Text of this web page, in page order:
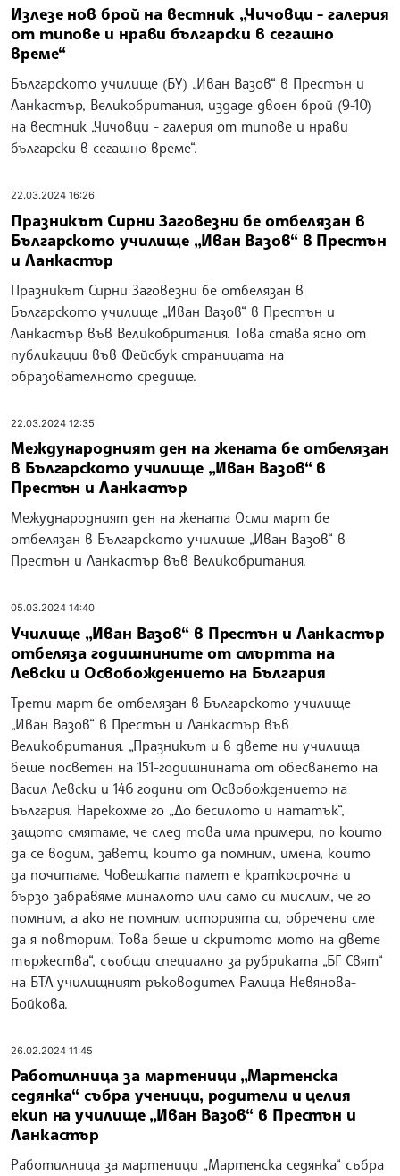
Излезе нов брой на вестник „Чичовци - галерия
от типове и нрави български в сегашно
време“
Българското училище (БУ) „Иван Вазов“ в Престън и
Ланкастър, Великобритания, издаде двоен брой (9-10)
на вестник „Чичовци - галерия от типове и нрави
български в сегашно време“.
22.03.2024 16:26
Празникът Сирни Заговезни бе отбелязан в
Българското училище „Иван Вазов“ в Престън
и Ланкастър
Празникът Сирни Заговезни бе отбелязан в
Българското училище „Иван Вазов“ в Престън и
Ланкастър във Великобритания. Това става ясно от
публикации във Фейсбук страницата на
образователното средище.
22.03.2024 12:35
Международният ден на жената бе отбелязан
в Българското училище „Иван Вазов“ в
Престън и Ланкастър
Межуднародният ден на жената Осми март бе
отбелязан в Българското училище „Иван Вазов“ в
Престън и Ланкастър във Великобритания.
05.03.2024 14:40
Училище „Иван Вазов“ в Престън и Ланкастър
отбеляза годишнините от смъртта на
Левски и Освобождението на България
Трети март бе отбелязан в Българското училище
„Иван Вазов“ в Престън и Ланкастър във
Великобритания. „Празникът и в двете ни училища
беше посветен на 151-годишнината от обесването на
Васил Левски и 146 години от Освобождението на
България. Нарекохме го „До бесилото и нататък“,
защото смятаме, че след това има примери, по които
да се водим, завети, които да помним, имена, които
да почитаме. Човешката памет е краткосрочна и
бързо забравяме миналото или само си мислим, че го
помним, а ако не помним историята си, обречени сме
да я повторим. Това беше и скритото мото на двете
тържества“, съобщи специално за рубриката „БГ Свят“
на БТА училищният ръководител Ралица Невянова-
Бойкова.
26.02.2024 11:45
Работилница за мартеници „Мартенска
седянка“ събра ученици, родители и целия
екип на училище „Иван Вазов“ в Престън и
Ланкастър
Работилница за мартеници „Мартенска седянка“ събра